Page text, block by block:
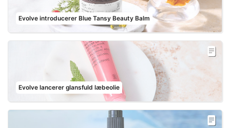
Evolve introducerer Blue Tansy Beauty Balm
Evolve lancerer glansfuld læbeolie